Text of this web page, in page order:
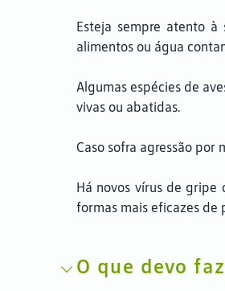
Esteja sempre atento
alimentos ou água
Algumas espécies de
vivas ou abatidas.
Caso sofra agressão
Há novos vírus de gripe
formas mais eficazes de
O que devo